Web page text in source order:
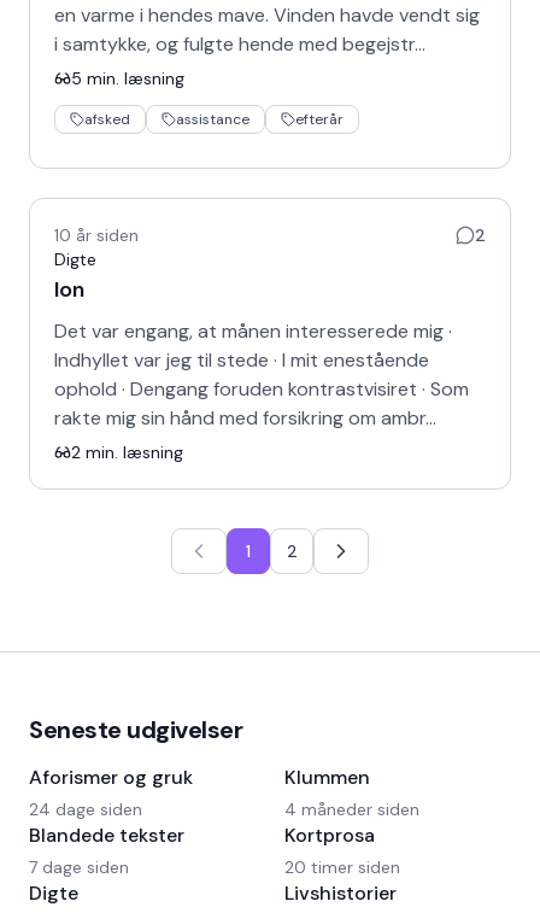
en varme i hendes mave. Vinden havde vendt sig
i samtykke, og fulgte hende med begejstr…
5 min. læsning
afsked assistance efterår
10 år siden
2
Digte
Ion
Det var engang, at månen interesserede mig ·
Indhyllet var jeg til stede · I mit enestående
ophold · Dengang foruden kontrastvisiret · Som
rakte mig sin hånd med forsikring om ambr…
2 min. læsning
1 2
Seneste udgivelser
Aforismer og gruk
24 dage siden
Blandede tekster
7 dage siden
Digte
Klummen
4 måneder siden
Kortprosa
20 timer siden
Livshistorier